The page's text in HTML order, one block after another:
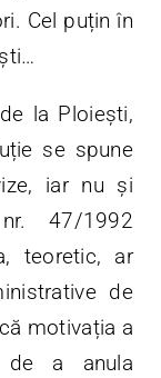
Cel puțin în
la Ploiești,
se spune
iar nu și
47/1992
teoretic, ar
de
motivația a
de a anula